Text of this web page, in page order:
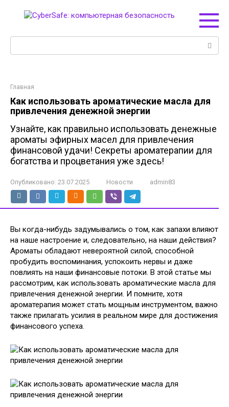
Главная
Как использовать ароматические масла для
привлечения денежной энергии
Узнайте, как правильно использовать денежные
ароматы эфирных масел для привлечения
финансовой удачи! Секреты ароматерапии для
богатства и процветания уже здесь!
Опубликовано: 23.07.2025 Новости admin83
Вы когда-нибудь задумывались о том, как запахи влияют
на наше настроение и, следовательно, на наши действия?
Ароматы обладают невероятной силой, способной
пробудить воспоминания, успокоить нервы и даже
повлиять на наши финансовые потоки. В этой статье мы
рассмотрим, как использовать ароматические масла для
привлечения денежной энергии. И помните, хотя
ароматерапия может стать мощным инструментом, важно
также прилагать усилия в реальном мире для достижения
финансового успеха.